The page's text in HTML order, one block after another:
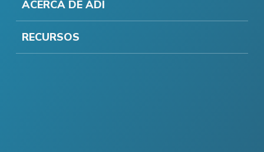
ACERCA DE ADI
RECURSOS